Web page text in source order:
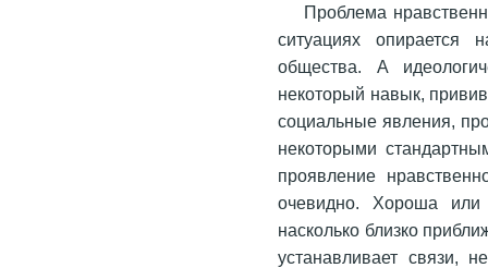
Проблема
ситуациях опирается
общества. А
некоторый навык,
социальные явления,
некоторыми
проявление
очевидно. Хороша или
насколько близко
устанавливает связи,